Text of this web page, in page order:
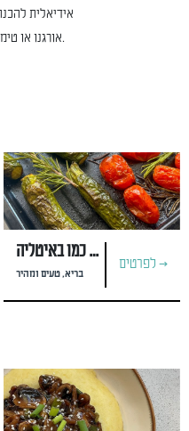
אידיאלית
אורגנו או טימין, או בהקפצה עם אפונת שלג ושמן סומסום.
אנטיפסטי ירקות כמו באיטליה
בריא, טעים ומהיר
לפרטים >